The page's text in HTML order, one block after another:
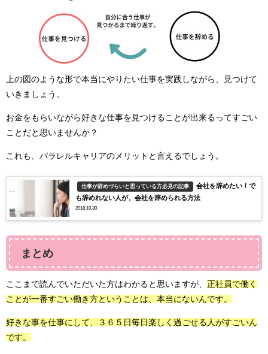
上の図のような形で本当にやりたい仕事を実践しながら、見つけて
いきましょう。
お金をもらいながら好きな仕事を見つけることが出来るってすごい
ことだと思いませんか？
これも、パラレルキャリアのメリットと言えるでしょう。
仕事が辞めづらいと思っている方必見の記事
会社を辞めたい！で
も辞めれない人が、会社を辞められる方法
2018.10.30
まとめ
ここまで読んでいただいた方はわかると思いますが、 正社員で働く
ことが一番すごい働き方ということは、本当にないんです。
好きな事を仕事にして、３６５日毎日楽しく過ごせる人がすごいん
です。